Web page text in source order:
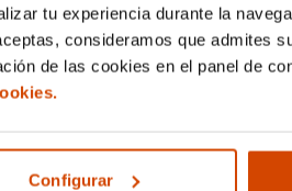
tu experiencia durante la
consideramos que admites
de las cookies en el panel de
Configurar